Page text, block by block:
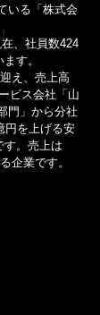
いる「株式会
、社員数424
す。
え、売上高
ビス会社「山
門」から分社
円を上げる安
す。売上は
企業です。